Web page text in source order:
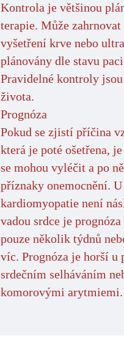
Kontrola je většinou
terapie. Může
vyšetření krve nebo
plánovány dle stavu
Pravidelné kontroly
života.
Prognóza
Pokud se zjistí příčina
která je poté ošetřena,
se mohou vyléčit a po
příznaky onemocnění.
kardiomyopatie není
vadou srdce je
pouze několik týdnů
víc. Prognóza je horší
srdečním selháváním
komorovými arytmiemi.